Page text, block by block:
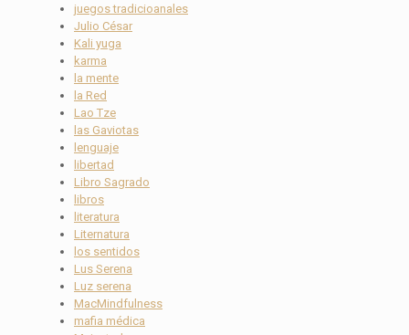
juegos tradicioanales
Julio César
Kali yuga
karma
la mente
la Red
Lao Tze
las Gaviotas
lenguaje
libertad
Libro Sagrado
libros
literatura
Liternatura
los sentidos
Lus Serena
Luz serena
MacMindfulness
mafia médica